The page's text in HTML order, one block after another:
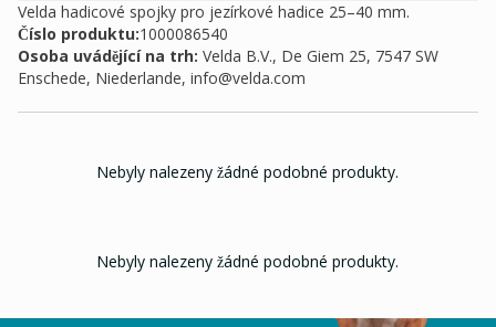
Velda hadicové spojky pro jezírkové hadice 25–40 mm.
Číslo produktu:1000086540
Osoba uvádějící na trh: Velda B.V., De Giem 25, 7547 SW
Enschede, Niederlande, info@velda.com
Nebyly nalezeny žádné podobné produkty.
Nebyly nalezeny žádné podobné produkty.